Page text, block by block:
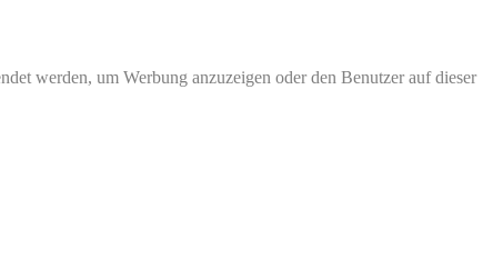
werden, um Werbung anzuzeigen oder den Benutzer auf dieser